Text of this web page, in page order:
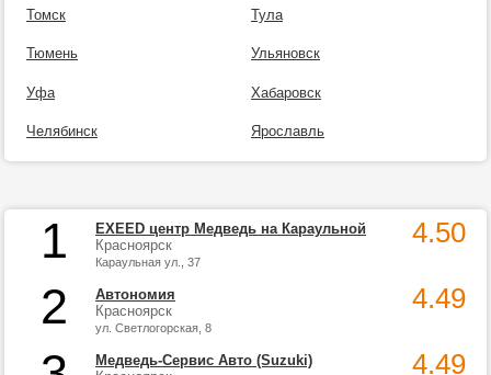
Томск Тула
Тюмень Ульяновск
Уфа Хабаровск
Челябинск Ярославль
1
EXEED центр Медведь на Караульной
Красноярск
Караульная ул., 37
4.50
2
Автономия
Красноярск
ул. Светлогорская, 8
4.49
Медведь-Сервис Авто (Suzuki)
4.49